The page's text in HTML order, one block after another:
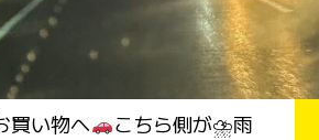
買い物へ
こちら側が⛈雨